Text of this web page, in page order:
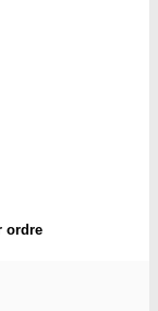
ordre